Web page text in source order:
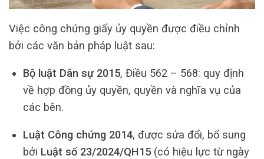
Việc công chứng giấy ủy quyền được điều chỉnh
bởi các văn bản pháp luật sau:
Bộ luật Dân sự 2015, Điều 562 – 568: quy định
về hợp đồng ủy quyền, quyền và nghĩa vụ của
các bên.
Luật Công chứng 2014, được sửa đổi, bổ sung
bởi Luật số 23/2024/QH15(có hiệu lực từ ngày